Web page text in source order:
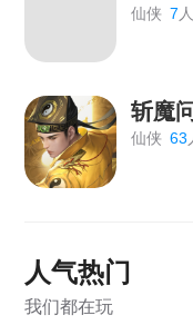
仙侠 7
斩魔
仙侠 63
人气热门
我们都在玩